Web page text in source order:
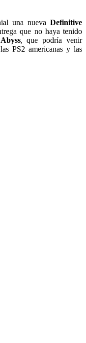
una nueva Definitive
que no haya tenido
, que podría venir
PS2 americanas y las